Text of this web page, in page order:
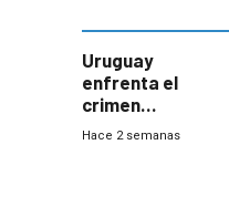
Uruguay
enfrenta el
crimen
organizado con
Hace 2 semanas